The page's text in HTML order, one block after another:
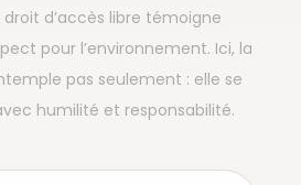
d’accès libre témoigne
pour l’environnement. Ici, la
pas seulement : elle se
humilité et responsabilité.